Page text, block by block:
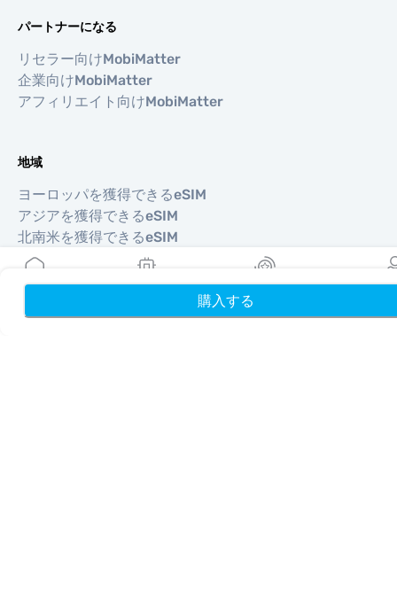
購入する
パートナーになる
リセラー向けMobiMatter
企業向けMobiMatter
アフィリエイト向けMobiMatter
地域
ヨーロッパを獲得できるeSIM
アジアを獲得できるeSIM
北南米を獲得できるeSIM
中東を獲得できるeSIM
リワード